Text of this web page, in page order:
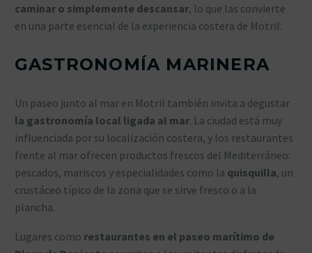
caminar o simplemente descansar, lo que las convierte
en una parte esencial de la experiencia costera de Motril.
GASTRONOMÍA MARINERA
Un paseo junto al mar en Motril también invita a degustar
la gastronomía local ligada al mar. La ciudad está muy
influenciada por su localización costera, y los restaurantes
frente al mar ofrecen productos frescos del Mediterráneo:
pescados, mariscos y especialidades como la quisquilla, un
crustáceo típico de la zona que se sirve fresco o a la
plancha.
Lugares como restaurantes en el paseo marítimo de